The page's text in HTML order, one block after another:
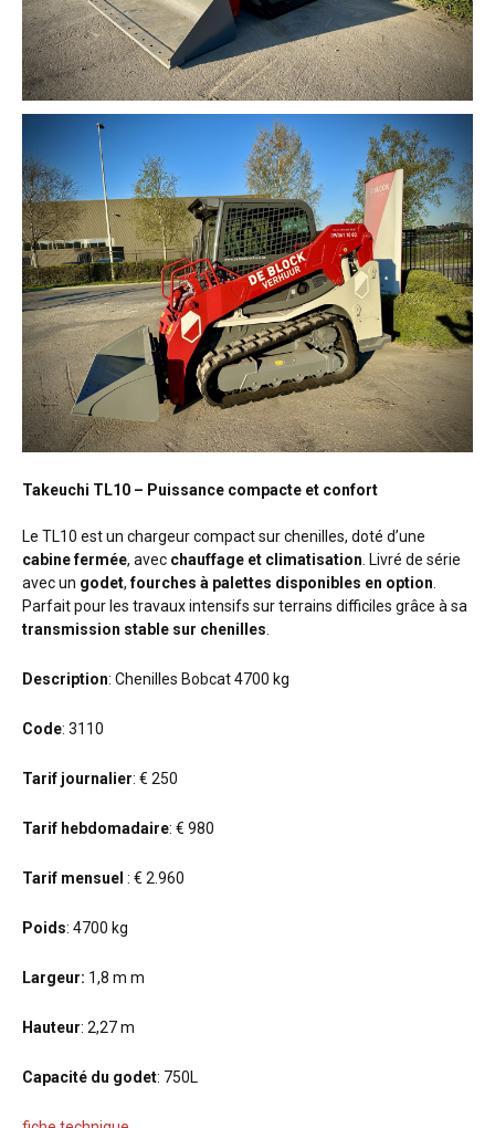
Takeuchi TL10 – Puissance compacte et confort
Le TL10 est un chargeur compact sur chenilles, doté d’une
cabine fermée, avec chauffage et climatisation . Livré de série
avec un godet,fourches à palettes disponibles en option
Parfait pour les travaux intensifs sur terrains difficiles grâce à sa
transmission stable sur chenilles
Description: Chenilles Bobcat 4700 kg
Code: 3110
Tarif journalier: € 250
Tarif hebdomadaire: € 980
Tarif mensuel : € 2.960
Poids: 4700 kg
Largeur: 1,8 m m
Hauteur: 2,27 m
Capacité du godet: 750L